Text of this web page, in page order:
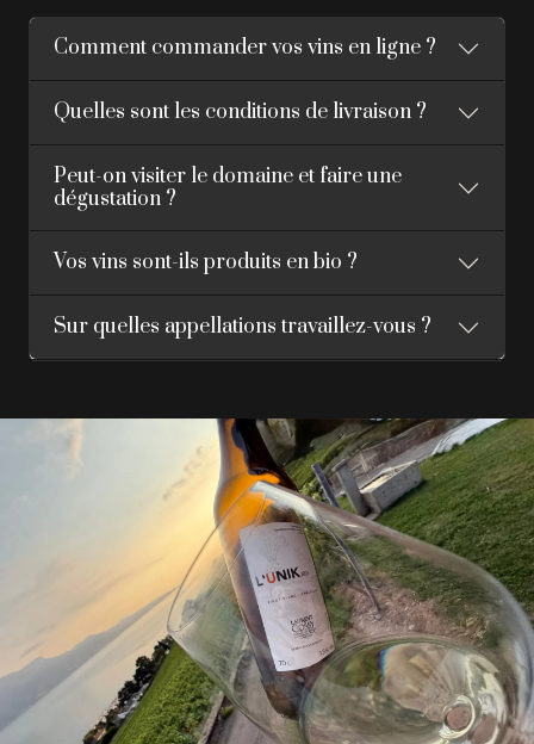
Comment commander vos vins en ligne ?
Quelles sont les conditions de livraison ?
Peut-on visiter le domaine et faire une
dégustation ?
Vos vins sont-ils produits en bio ?
Sur quelles appellations travaillez-vous ?